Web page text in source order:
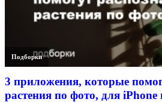
Подборки
3 приложения, которые
растения по фото, для